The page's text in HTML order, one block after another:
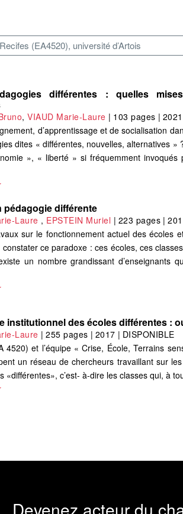
(EA4520), université d’Artois
différentes : quelles
,VIAUD Marie-Laure | 103 pages | 2021
d’apprentissage et de socialisation
dites « différentes, nouvelles, alternatives
», « liberté » si fréquemment
pédagogie différente
Laure , EPSTEIN Muriel | 223 pages |
sur le fonctionnement actuel des écoles
ce paradoxe : ces écoles, ces
un nombre grandissant d’enseignants
institutionnel des écoles différentes :
Laure |255 pages | 2017 | DISPONIBLE
4520) et l’équipe « Crise, École, Terrains
un réseau de chercheurs travaillant sur
c’est- à-dire les classes qui, à
Devenez acteur du